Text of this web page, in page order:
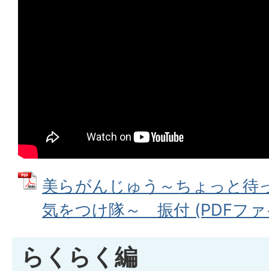
美らがんじゅう～ちょっと待
気をつけ隊～ 振付 (PDFフ
らくらく編